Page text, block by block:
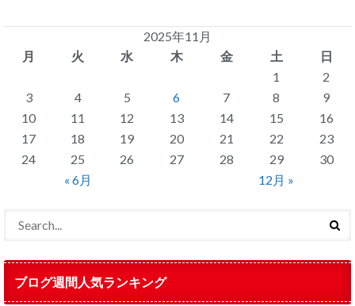
2025年11月
月
火 水 木 金 土 日
« 6月 12月 »
1
2
3
4 5 6 7 8
9
10
11 12 13 14 15
16
17
18 19 20 21 22
23
24
25 26 27 28 29 30
ブログ週間人気ランキング